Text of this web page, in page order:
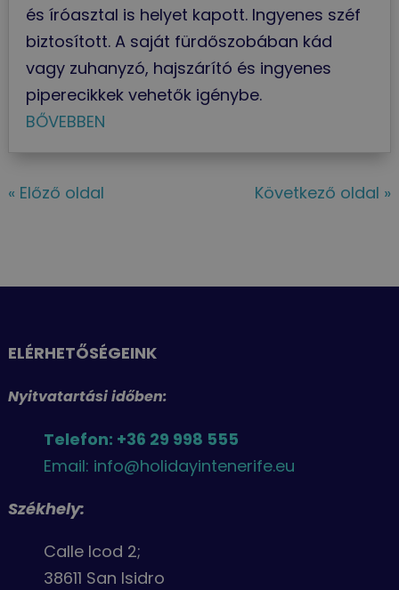
és íróasztal is helyet kapott. Ingyenes széf
biztosított. A saját fürdőszobában kád
vagy zuhanyzó, hajszárító és ingyenes
piperecikkek vehetők igénybe.
BŐVEBBEN
« Előző oldal Következő oldal »
ELÉRHETŐSÉGEINK
Nyitvatartási időben:
Telefon: +36 29 998 555
Email: info@holidayintenerife.eu
Székhely:
Calle Icod 2;
38611 San Isidro